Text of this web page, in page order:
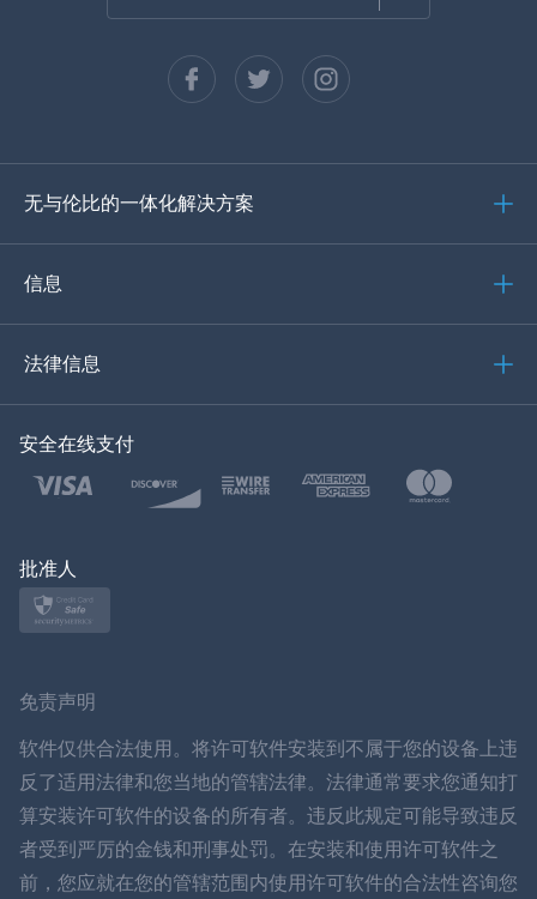
西班牙语
德语
土耳其语
波兰文
ภาษาไทย
简体中文
丹麦语
无与伦比的一体化解决方案
信息
法律信息
安全在线支付
批准人
免责声明
软件仅供合法使用。将许可软件安装到不属于您的设备上违
反了适用法律和您当地的管辖法律。法律通常要求您通知打
算安装许可软件的设备的所有者。违反此规定可能导致违反
者受到严厉的金钱和刑事处罚。在安装和使用许可软件之
前，您应就在您的管辖范围内使用许可软件的合法性咨询您